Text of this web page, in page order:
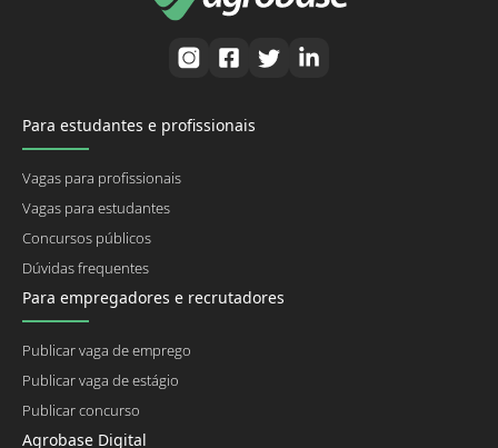
Para estudantes e profissionais
Vagas para profissionais
Vagas para estudantes
Concursos públicos
Dúvidas frequentes
Para empregadores e recrutadores
Publicar vaga de emprego
Publicar vaga de estágio
Publicar concurso
Agrobase Digital